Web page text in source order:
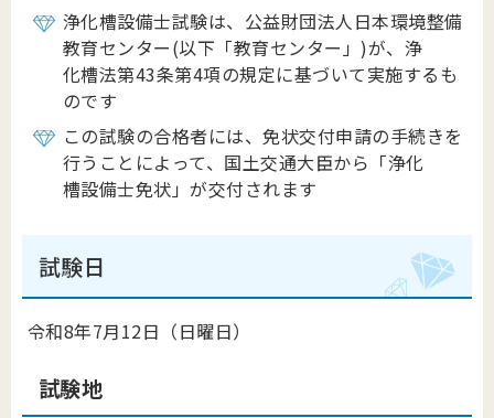
浄化槽設備士試験は、公益財団法人日本環境整備
教育センター(以下「教育センター」)が、浄
化槽法第43条第4項の規定に基づいて実施するも
のです
この試験の合格者には、免状交付申請の手続きを
行うことによって、国土交通大臣から「浄化
槽設備士免状」が交付されます
試験日
令和8年7月12日（日曜日）
試験地